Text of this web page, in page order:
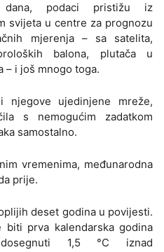
dana, podaci pristižu iz
svijeta u centre za prognozu
mjerenja – sa satelita,
balona, plutača u
– i još mnogo toga.
njegove ujedinjene mreže,
s nemogućim zadatkom
samostalno.
vremenima, međunarodna
prije.
deset godina u povijesti.
biti prva kalendarska godina
1,5 °C iznad